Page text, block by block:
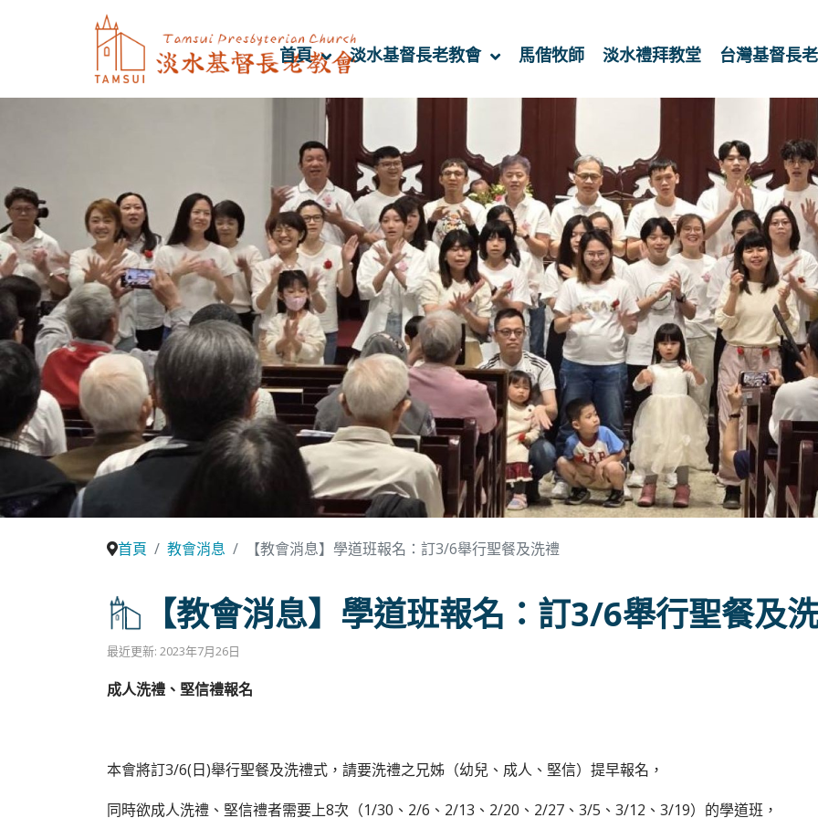
首頁 淡水基督長老教會 馬偕牧師 淡水禮拜教堂 台灣基督長
首頁 教會消息 【教會消息】學道班報名：訂3/6舉行聖餐及洗禮
【教會消息】學道班報名：訂3/6舉行聖餐及
最近更新: 2023年7月26日
成人洗禮、堅信禮報名
本會將訂3/6(日)舉行聖餐及洗禮式，請要洗禮之兄姊（幼兒、成人、堅信）提早報名，
同時欲成人洗禮、堅信禮者需要上8次（1/30、2/6、2/13、2/20、2/27、3/5、3/12、3/19）的學道班，